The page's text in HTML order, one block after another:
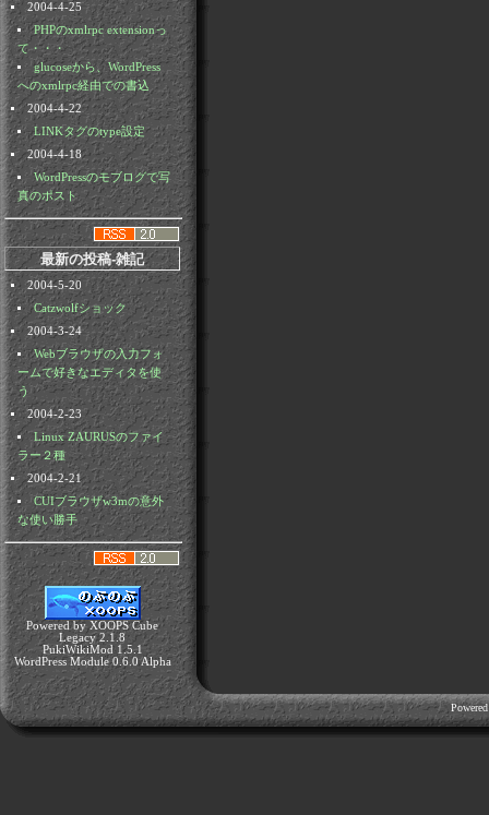
2004-4-25
PHPのxmlrpc extensionっ
て・・・
glucoseから、WordPress
へのxmlrpc経由での書込
2004-4-22
LINKタグのtype設定
2004-4-18
WordPressのモブログで写
真のポスト
最新の投稿-雑記
2004-5-20
Catzwolfショック
2004-3-24
Webブラウザの入力フォ
ームで好きなエディタを使
う
2004-2-23
Linux ZAURUSのファイ
ラー２種
2004-2-21
CUIブラウザw3mの意外
な使い勝手
Powered by XOOPS Cube
Legacy 2.1.8
PukiWikiMod 1.5.1
WordPress Module 0.6.0 Alpha